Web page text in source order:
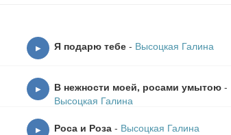
▶ Я подарю тебе - Высоцкая Галина
▶ В нежности моей, росами умытою -
Высоцкая Галина
▶ Роса и Роза - Высоцкая Галина